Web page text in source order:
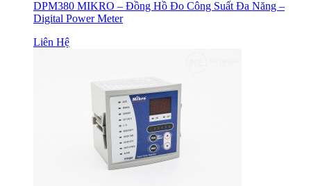
DPM380 MIKRO – Đồng Hồ Đo Công Suất Đa Năng –
Digital Power Meter
Liên Hệ